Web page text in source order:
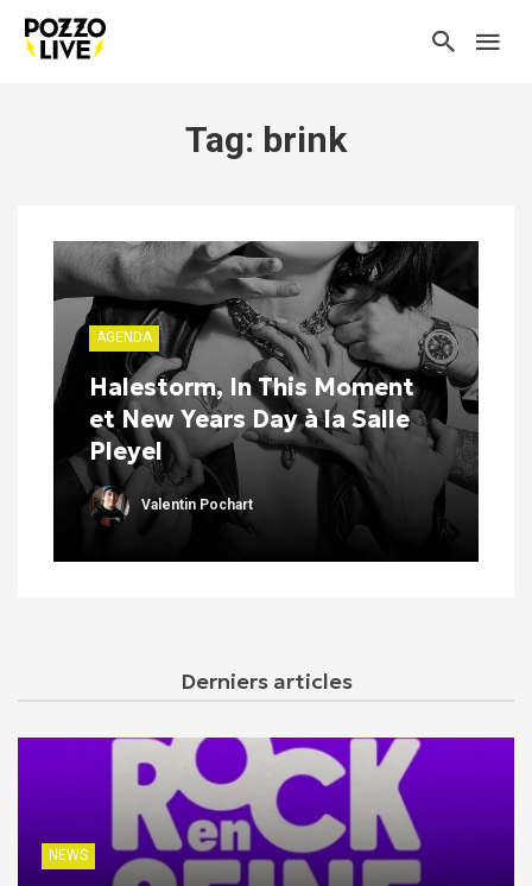
Tag: brink
AGENDA
Halestorm, In This Moment
et New Years Day à la Salle
Pleyel
Valentin Pochart
Derniers articles
NEWS